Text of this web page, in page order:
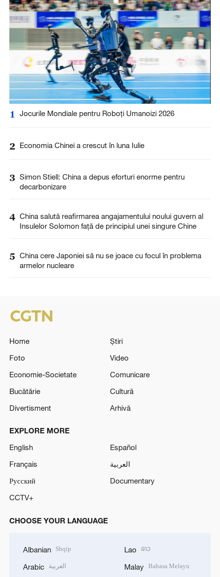
1 Jocurile Mondiale pentru Roboți Umanoizi 2026
2 Economia Chinei a crescut în luna Iulie
3 Simon Stiell: China a depus eforturi enorme pentru
decarbonizare
4 China salută reafirmarea angajamentului noului guvern al
Insulelor Solomon față de principiul unei singure Chine
5 China cere Japoniei să nu se joace cu focul în problema
armelor nucleare
Home
Știri
Foto
Video
Economie-Societate
Comunicare
Bucătărie
Cultură
Divertisment
Arhivă
EXPLORE MORE
English
Español
Français
العربية
Русский
Documentary
CCTV+
CHOOSE YOUR LANGUAGE
Albanian Shqip
Arabic العربية
Lao ລາວ
Malay Bahasa Melayu